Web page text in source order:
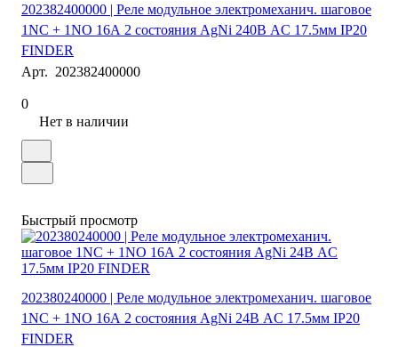
202382400000 | Реле модульное электромеханич. шаговое
1NC + 1NO 16А 2 состояния AgNi 240В AC 17.5мм IP20
FINDER
Арт. 202382400000
0
Нет в наличии
Быстрый просмотр
202380240000 | Реле модульное электромеханич. шаговое
1NC + 1NO 16А 2 состояния AgNi 24В AC 17.5мм IP20
FINDER